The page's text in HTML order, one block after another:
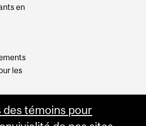
en
les
des témoins pour